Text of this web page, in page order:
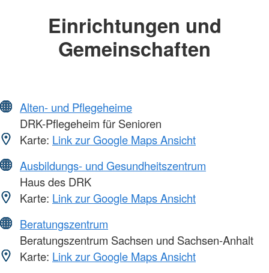
Einrichtungen und
Gemeinschaften
Alten- und Pflegeheime
DRK-Pflegeheim für Senioren
Karte: Link zur Google Maps Ansicht
Ausbildungs- und Gesundheitszentrum
Haus des DRK
Karte: Link zur Google Maps Ansicht
Beratungszentrum
Beratungszentrum Sachsen und Sachsen-Anhalt
Karte: Link zur Google Maps Ansicht